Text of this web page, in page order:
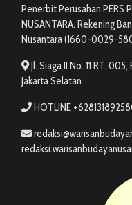
Penerbit Perusahan PERS
NUSANTARA. Rekening
Nusantara (1660-0029-
Jl. Siaga II No. 11 RT.
Jakarta Selatan
HOTLINE